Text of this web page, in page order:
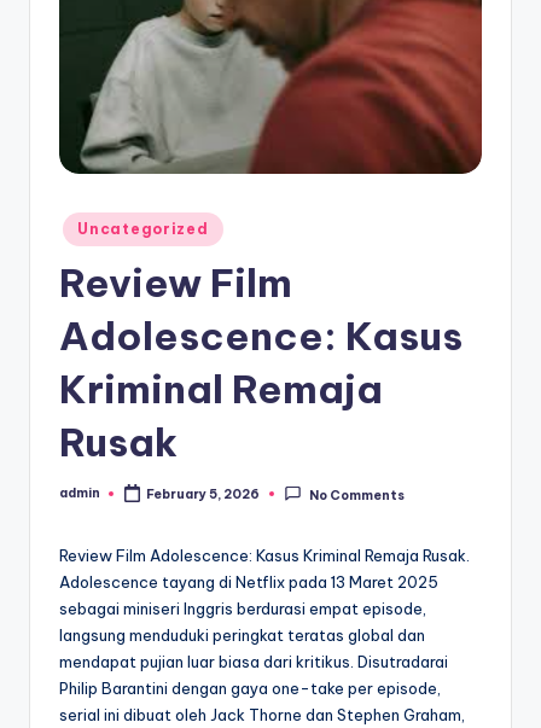
Posted
in
Uncategorized
Review Film
Adolescence: Kasus
Kriminal Remaja
Rusak
Posted
admin February 5, 2026 No Comments
Review Film Adolescence: Kasus Kriminal Remaja Rusak.
Adolescence tayang di Netflix pada 13 Maret 2025
sebagai miniseri Inggris berdurasi empat episode,
langsung menduduki peringkat teratas global dan
mendapat pujian luar biasa dari kritikus. Disutradarai
Philip Barantini dengan gaya one-take per episode,
serial ini dibuat oleh Jack Thorne dan Stephen Graham,